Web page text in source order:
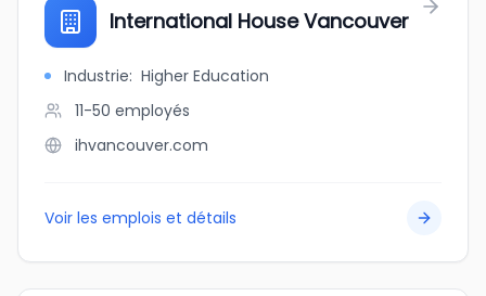
International House Vancouver
Industrie: Higher Education
11-50 employés
ihvancouver.com
Voir les emplois et détails